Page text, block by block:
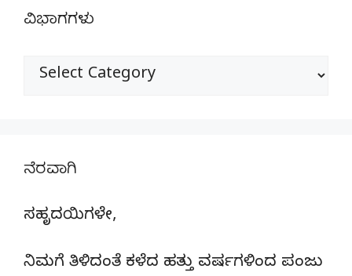
ವಿಭಾಗಗಳು
ವಿಭಾಗಗಳು
ನೆರವಾಗಿ
ಸಹೃದಯಿಗಳೇ,
ನಿಮಗೆ ತಿಳಿದಂತೆ ಕಳೆದ ಹತ್ತು ವರ್ಷಗಳಿಂದ ಪಂಜು